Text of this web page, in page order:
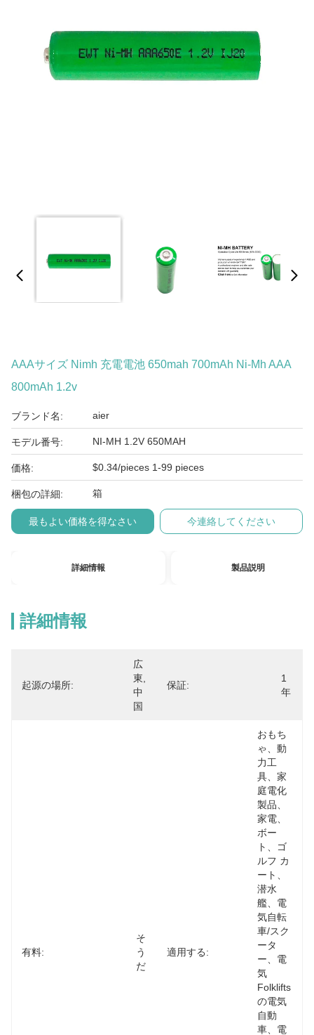
AAAサイズ Nimh 充電電池 650mah 700mAh Ni-Mh AAA
800mAh 1.2v
ブランド名: aier
モデル番号: NI-MH 1.2V 650MAH
価格: $0.34/pieces 1-99 pieces
梱包の詳細: 箱
最もよい価格を得なさい 今連絡してください
詳細情報 製品説明
詳細情報
起源の場所:
広
東,
中
国
保証:
1
年
有料:
そ
う
だ
適用する:
おもち
ゃ、動
力工
具、家
庭電化
製品、
家電、
ボー
ト、ゴ
ルフ カ
ート、
潜水
艦、電
気自転
車/スク
ータ
ー、電
気
Folklifts
の電気
自動
車、電